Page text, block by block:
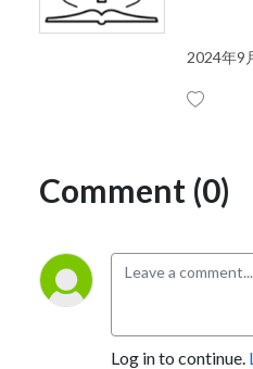
2024年9
Comment (0)
Log in to continue.